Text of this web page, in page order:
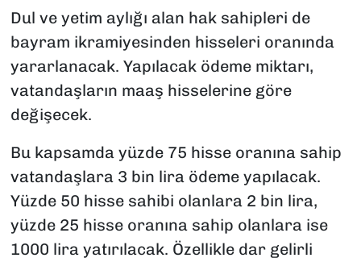
Dul ve yetim aylığı alan hak sahipleri de
bayram ikramiyesinden hisseleri oranında
yararlanacak. Yapılacak ödeme miktarı,
vatandaşların maaş hisselerine göre
değişecek.
Bu kapsamda yüzde 75 hisse oranına sahip
vatandaşlara 3 bin lira ödeme yapılacak.
Yüzde 50 hisse sahibi olanlara 2 bin lira,
yüzde 25 hisse oranına sahip olanlara ise
1000 lira yatırılacak. Özellikle dar gelirli